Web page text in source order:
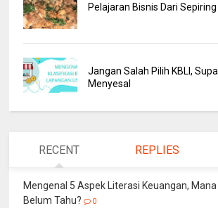
Pelajaran Bisnis Dari Sepiring
Jangan Salah Pilih KBLI,
Menyesal
RECENT REPLIES
Mengenal 5 Aspek Literasi Keuangan,
Belum Tahu?
0